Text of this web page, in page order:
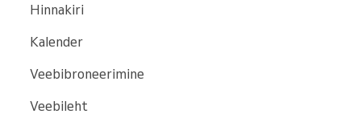
Hinnakiri
Kalender
Veebibroneerimine
Veebileht